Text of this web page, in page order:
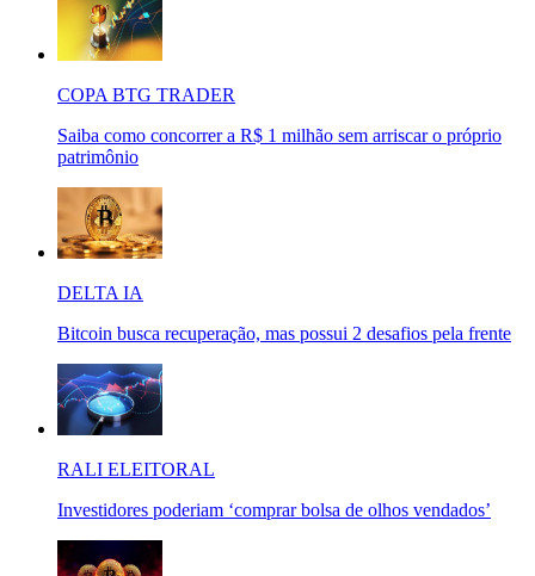
COPA BTG TRADER
Saiba como concorrer a R$ 1 milhão sem arriscar o próprio
patrimônio
DELTA IA
Bitcoin busca recuperação, mas possui 2 desafios pela frente
RALI ELEITORAL
Investidores poderiam ‘comprar bolsa de olhos vendados’